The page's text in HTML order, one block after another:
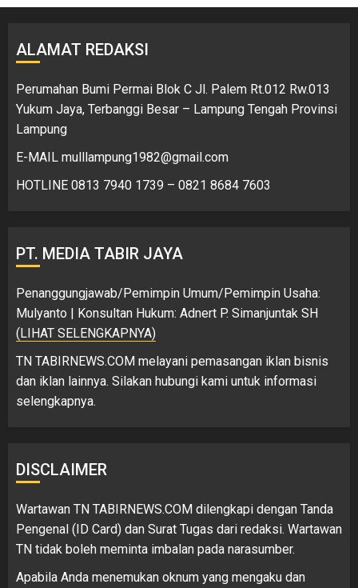
ALAMAT REDAKSI
Perumahan Bumi Permai Blok C Jl. Palem Rt.012 Rw.013
Yukum Jaya, Terbanggi Besar – Lampung Tengah Provinsi
Lampung
E-MAIL mulllampung1982@gmail.com
HOTLINE 0813 7940 1739 – 0821 8684 7603
PT. MEDIA TABIR JAYA
Penanggungjawab/Pemimpin Umum/Pemimpin Usaha:
Mulyanto | Konsultan Hukum: Adnert P. Simanjuntak SH
(LIHAT SELENGKAPNYA)
TN TABIRNEWS.COM melayani pemasangan iklan bisnis
dan iklan lainnya. Silakan hubungi kami untuk informasi
selengkapnya.
DISCLAIMER
Wartawan TN TABIRNEWS.COM dilengkapi dengan Tanda
Pengenal (ID Card) dan Surat Tugas dari redaksi. Wartawan
TN tidak boleh meminta imbalan pada narasumber.
Apabila Anda menemukan oknum yang mengaku dan